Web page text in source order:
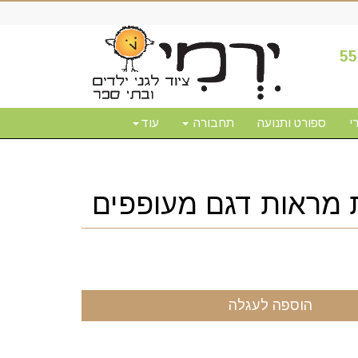
ספורט ותנועה תחבורה עוד
מראות דגם מעופפים
הוספה לעגלה